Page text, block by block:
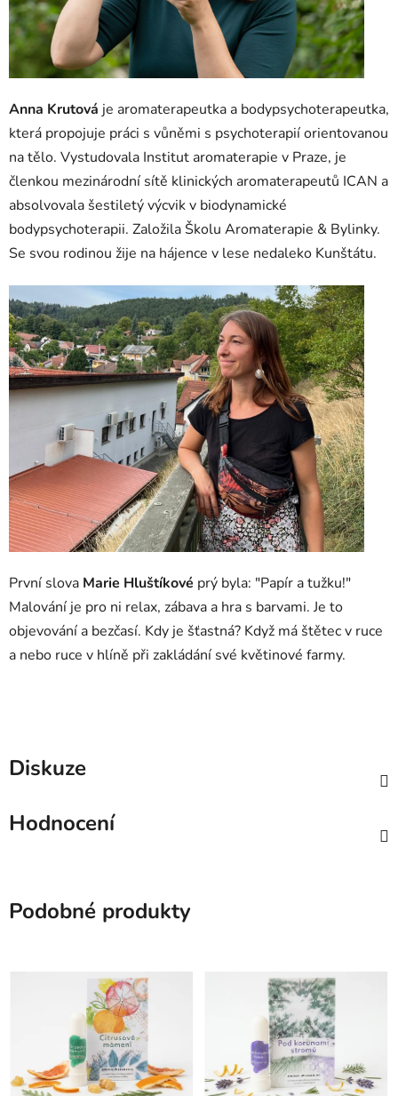
Anna Krutová je aromaterapeutka a bodypsychoterapeutka,
která propojuje práci s vůněmi s psychoterapií orientovanou
na tělo. Vystudovala Institut aromaterapie v Praze, je
členkou mezinárodní sítě klinických aromaterapeutů ICAN a
absolvovala šestiletý výcvik v biodynamické
bodypsychoterapii. Založila Školu Aromaterapie & Bylinky.
Se svou rodinou žije na hájence v lese nedaleko Kunštátu.
První slova Marie Hluštíkové prý byla: "Papír a tužku!"
Malování je pro ni relax, zábava a hra s barvami. Je to
objevování a bezčasí. Kdy je šťastná? Když má štětec v ruce
a nebo ruce v hlíně při zakládání své květinové farmy.
Diskuze
Hodnocení
Podobné produkty